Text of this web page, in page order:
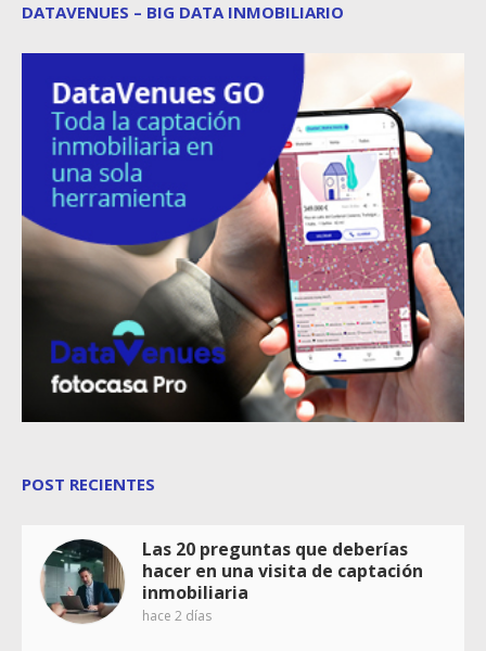
DATAVENUES – BIG DATA INMOBILIARIO
POST RECIENTES
Las 20 preguntas que deberías
hacer en una visita de captación
inmobiliaria
hace 2 días